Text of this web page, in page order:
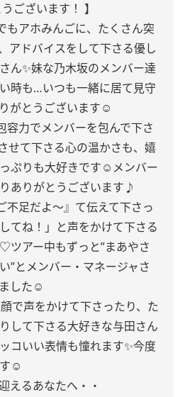
ございます！ 】
アホみんごに、たくさん突
アドバイスをして下さる優し
ん✨妹な乃木坂のメンバー達
時も…いつも一緒に居て見守
がとうございます☺︎
容力でメンバーを包んで下さ
せて下さる心の温かさも、嬉
ぷりも大好きです☺︎メンバー
ありがとうございます♪
足だよ〜』て伝えて下さっ
てね！」と声をかけて下さる
ツアー中もずっと”まあやさ
”とメンバー・マネージャさ
した☺︎
で声をかけて下さったり、た
して下さる大好きな与田さん
コいい表情も憧れます✨今度
☺︎
えるあなたへ・・